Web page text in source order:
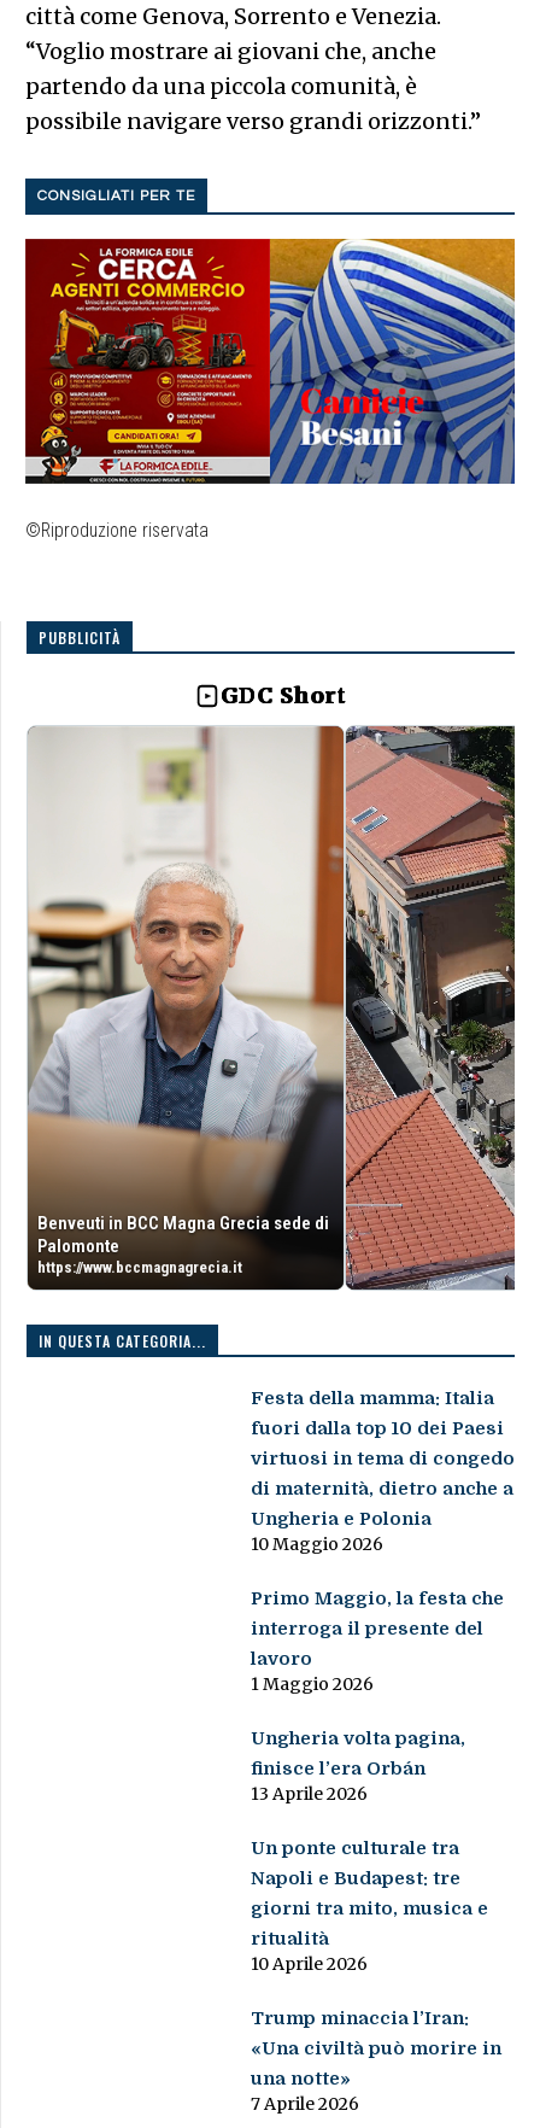
città come Genova, Sorrento e Venezia.
“Voglio mostrare ai giovani che, anche
partendo da una piccola comunità, è
possibile navigare verso grandi orizzonti.”
CONSIGLIATI PER TE
©Riproduzione riservata
PUBBLICITÀ
GDC Short
Benveuti in BCC Magna Grecia sede di
Palomonte
https://www.bccmagnagrecia.it
IN QUESTA CATEGORIA...
Festa della mamma: Italia
fuori dalla top 10 dei Paesi
virtuosi in tema di congedo
di maternità, dietro anche a
Ungheria e Polonia
10 Maggio 2026
Primo Maggio, la festa che
interroga il presente del
lavoro
1 Maggio 2026
Ungheria volta pagina,
finisce l’era Orbán
13 Aprile 2026
Un ponte culturale tra
Napoli e Budapest: tre
giorni tra mito, musica e
ritualità
10 Aprile 2026
Trump minaccia l’Iran:
«Una civiltà può morire in
una notte»
7 Aprile 2026